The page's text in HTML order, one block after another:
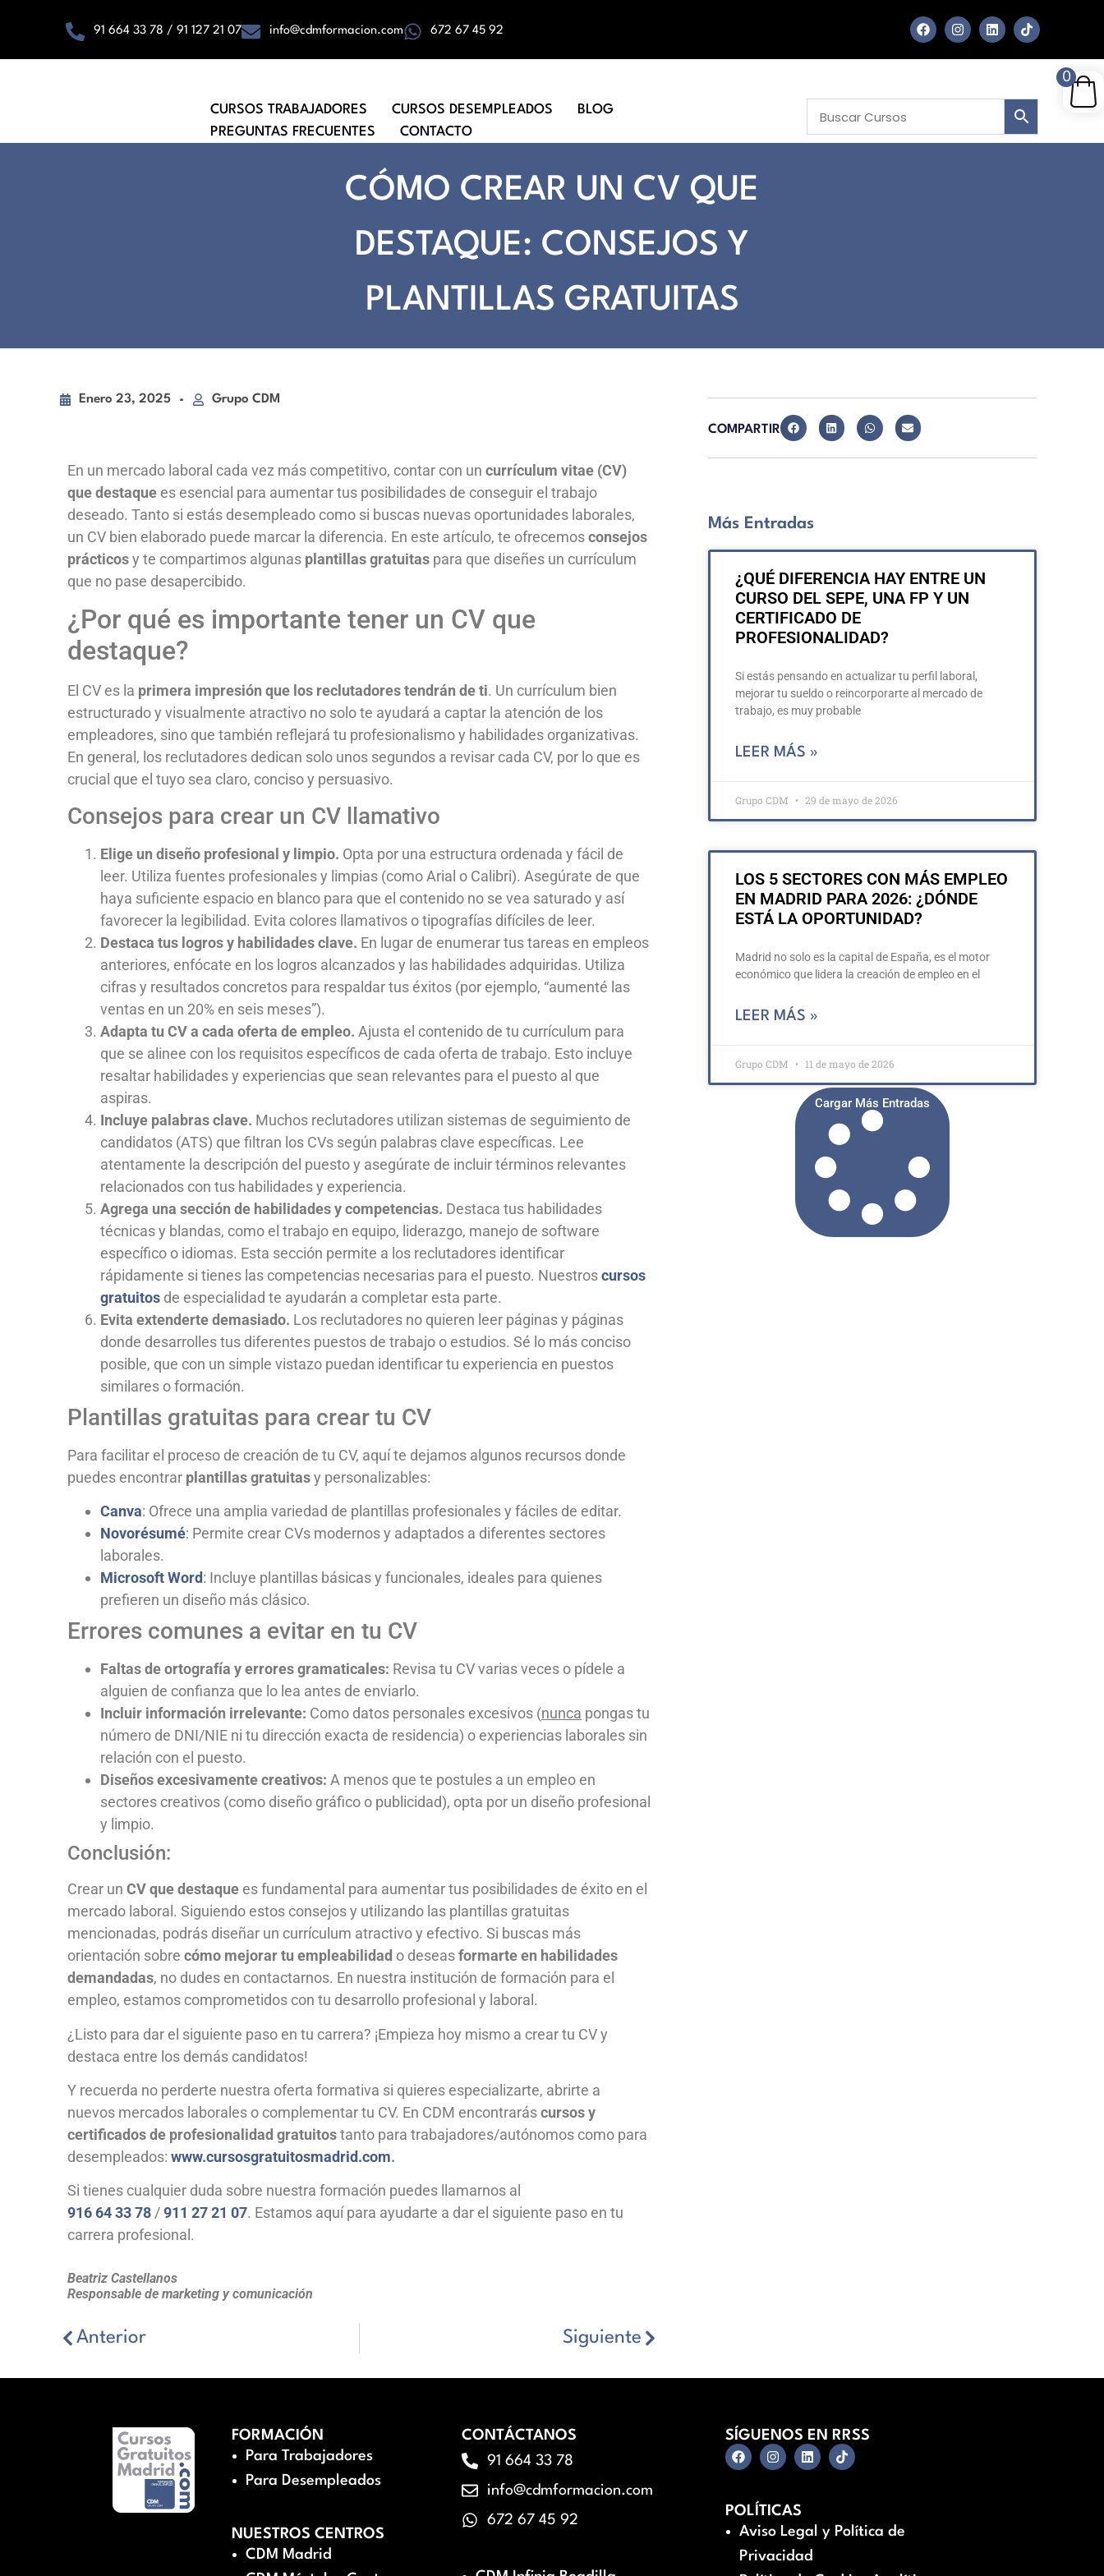
91 664 33 78 / 91 127 21 07 info@cdmformacion.com 672 67 45 92
CURSOS TRABAJADORES CURSOS DESEMPLEADOS
BLOG
PREGUNTAS FRECUENTES
CONTACTO
CÓMO CREAR UN CV QUE
DESTAQUE: CONSEJOS Y
PLANTILLAS GRATUITAS
Enero 23, 2025 Grupo CDM
En un mercado laboral cada vez más competitivo, contar con un currículum vitae (CV)
que destaque es esencial para aumentar tus posibilidades de conseguir el trabajo
deseado. Tanto si estás desempleado como si buscas nuevas oportunidades laborales,
un CV bien elaborado puede marcar la diferencia. En este artículo, te ofrecemosconsejos
prácticosy te compartimos algunas plantillas gratuitas para que diseñes un currículum
que no pase desapercibido.
¿Por qué es importante tener un CV que
destaque?
El CV es la primera impresión que los reclutadores tendrán de ti. Un currículum bien
estructurado y visualmente atractivo no solo te ayudará a captar la atención de los
empleadores, sino que también reflejará tu profesionalismo y habilidades organizativas.
En general, los reclutadores dedican solo unos segundos a revisar cada CV, por lo que es
crucial que el tuyo sea claro, conciso y persuasivo.
Consejos para crear un CV llamativo
Elige un diseño profesional y limpio. Opta por una estructura ordenada y fácil de
leer. Utiliza fuentes profesionales y limpias (como Arial o Calibri). Asegúrate de que
haya suficiente espacio en blanco para que el contenido no se vea saturado y así
favorecer la legibilidad. Evita colores llamativos o tipografías difíciles de leer.
Destaca tus logros y habilidades clave. En lugar de enumerar tus tareas en empleos
anteriores, enfócate en los logros alcanzados y las habilidades adquiridas. Utiliza
cifras y resultados concretos para respaldar tus éxitos (por ejemplo, “aumenté las
ventas en un 20% en seis meses”).
Adapta tu CV a cada oferta de empleo. Ajusta el contenido de tu currículum para
que se alinee con los requisitos específicos de cada oferta de trabajo. Esto incluye
resaltar habilidades y experiencias que sean relevantes para el puesto al que
aspiras.
Incluye palabras clave. Muchos reclutadores utilizan sistemas de seguimiento de
candidatos (ATS) que filtran los CVs según palabras clave específicas. Lee
atentamente la descripción del puesto y asegúrate de incluir términos relevantes
relacionados con tus habilidades y experiencia.
Agrega una sección de habilidades y competencias. Destaca tus habilidades
técnicas y blandas, como el trabajo en equipo, liderazgo, manejo de software
específico o idiomas. Esta sección permite a los reclutadores identificar
rápidamente si tienes las competencias necesarias para el puesto. Nuestroscursos
gratuitos de especialidad te ayudarán a completar esta parte.
Evita extenderte demasiado. Los reclutadores no quieren leer páginas y páginas
donde desarrolles tus diferentes puestos de trabajo o estudios. Sé lo más conciso
posible, que con un simple vistazo puedan identificar tu experiencia en puestos
similares o formación.
Plantillas gratuitas para crear tu CV
Para facilitar el proceso de creación de tu CV, aquí te dejamos algunos recursos donde
puedes encontrar plantillas gratuitasy personalizables:
Canva: Ofrece una amplia variedad de plantillas profesionales y fáciles de editar.
Novorésumé: Permite crear CVs modernos y adaptados a diferentes sectores
laborales.
Microsoft Word: Incluye plantillas básicas y funcionales, ideales para quienes
prefieren un diseño más clásico.
Errores comunes a evitar en tu CV
Faltas de ortografía y errores gramaticales: Revisa tu CV varias veces o pídele a
alguien de confianza que lo lea antes de enviarlo.
Incluir información irrelevante: Como datos personales excesivos (nunca pongas tu
número de DNI/NIE ni tu dirección exacta de residencia) o experiencias laborales sin
relación con el puesto.
Diseños excesivamente creativos: A menos que te postules a un empleo en
sectores creativos (como diseño gráfico o publicidad), opta por un diseño profesional
y limpio.
Conclusión:
Crear un CV que destaque es fundamental para aumentar tus posibilidades de éxito en el
mercado laboral. Siguiendo estos consejos y utilizando las plantillas gratuitas
mencionadas, podrás diseñar un currículum atractivo y efectivo. Si buscas más
orientación sobre cómo mejorar tu empleabilidad o deseasformarte en habilidades
demandadas, no dudes en contactarnos. En nuestra institución de formación para el
empleo, estamos comprometidos con tu desarrollo profesional y laboral.
¿Listo para dar el siguiente paso en tu carrera? ¡Empieza hoy mismo a crear tu CV y
destaca entre los demás candidatos!
Y recuerda no perderte nuestra oferta formativa si quieres especializarte, abrirte a
nuevos mercados laborales o complementar tu CV. En CDM encontraráscursos y
certificados de profesionalidad gratuitostanto para trabajadores/autónomos como para
desempleados: www.cursosgratuitosmadrid.com.
Si tienes cualquier duda sobre nuestra formación puedes llamarnos al
916 64 33 78/911 27 21 07. Estamos aquí para ayudarte a dar el siguiente paso en tu
carrera profesional.
Beatriz Castellanos
Responsable de marketing y comunicación
Anterior Siguiente
COMPARTIR
Más Entradas
¿QUÉ DIFERENCIA HAY ENTRE UN
CURSO DEL SEPE, UNA FP Y UN
CERTIFICADO DE
PROFESIONALIDAD?
Si estás pensando en actualizar tu perfil laboral,
mejorar tu sueldo o reincorporarte al mercado de
trabajo, es muy probable
LEER MÁS »
Grupo CDM 29 de mayo de 2026
LOS 5 SECTORES CON MÁS EMPLEO
EN MADRID PARA 2026: ¿DÓNDE
ESTÁ LA OPORTUNIDAD?
Madrid no solo es la capital de España, es el motor
económico que lidera la creación de empleo en el
LEER MÁS »
Grupo CDM 11 de mayo de 2026
Cargar Más Entradas
FORMACIÓN
Para Trabajadores
Para Desempleados
NUESTROS CENTROS
CDM Madrid
CONTÁCTANOS
91 664 33 78
info@cdmformacion.com
672 67 45 92
SÍGUENOS EN RRSS
POLÍTICAS
Aviso Legal y Política de
Privacidad
0